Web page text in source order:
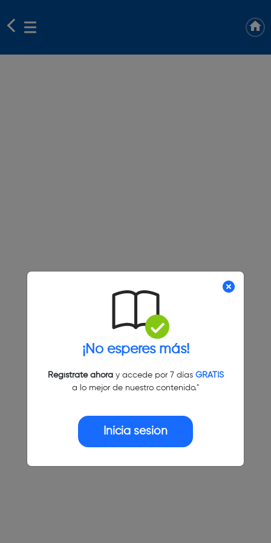
¡No esperes más!
Regístrate ahoray accede por 7 días GRATIS
a lo mejor de nuestro contenido."
Inicia sesión